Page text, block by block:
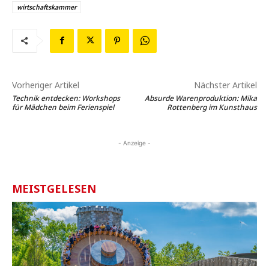
wirtschaftskammer
Vorheriger Artikel
Technik entdecken: Workshops
für Mädchen beim Ferienspiel
Nächster Artikel
Absurde Warenproduktion: Mika
Rottenberg im Kunsthaus
- Anzeige -
MEISTGELESEN